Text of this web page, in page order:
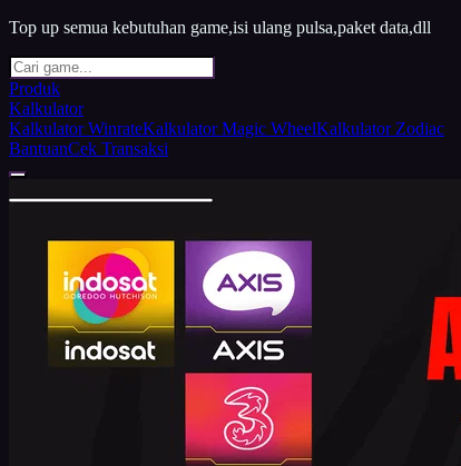
Top up semua kebutuhan game,isi ulang pulsa,paket data,dll
Produk
Kalkulator
Kalkulator WinrateKalkulator Magic WheelKalkulator Zodiac
BantuanCek Transaksi